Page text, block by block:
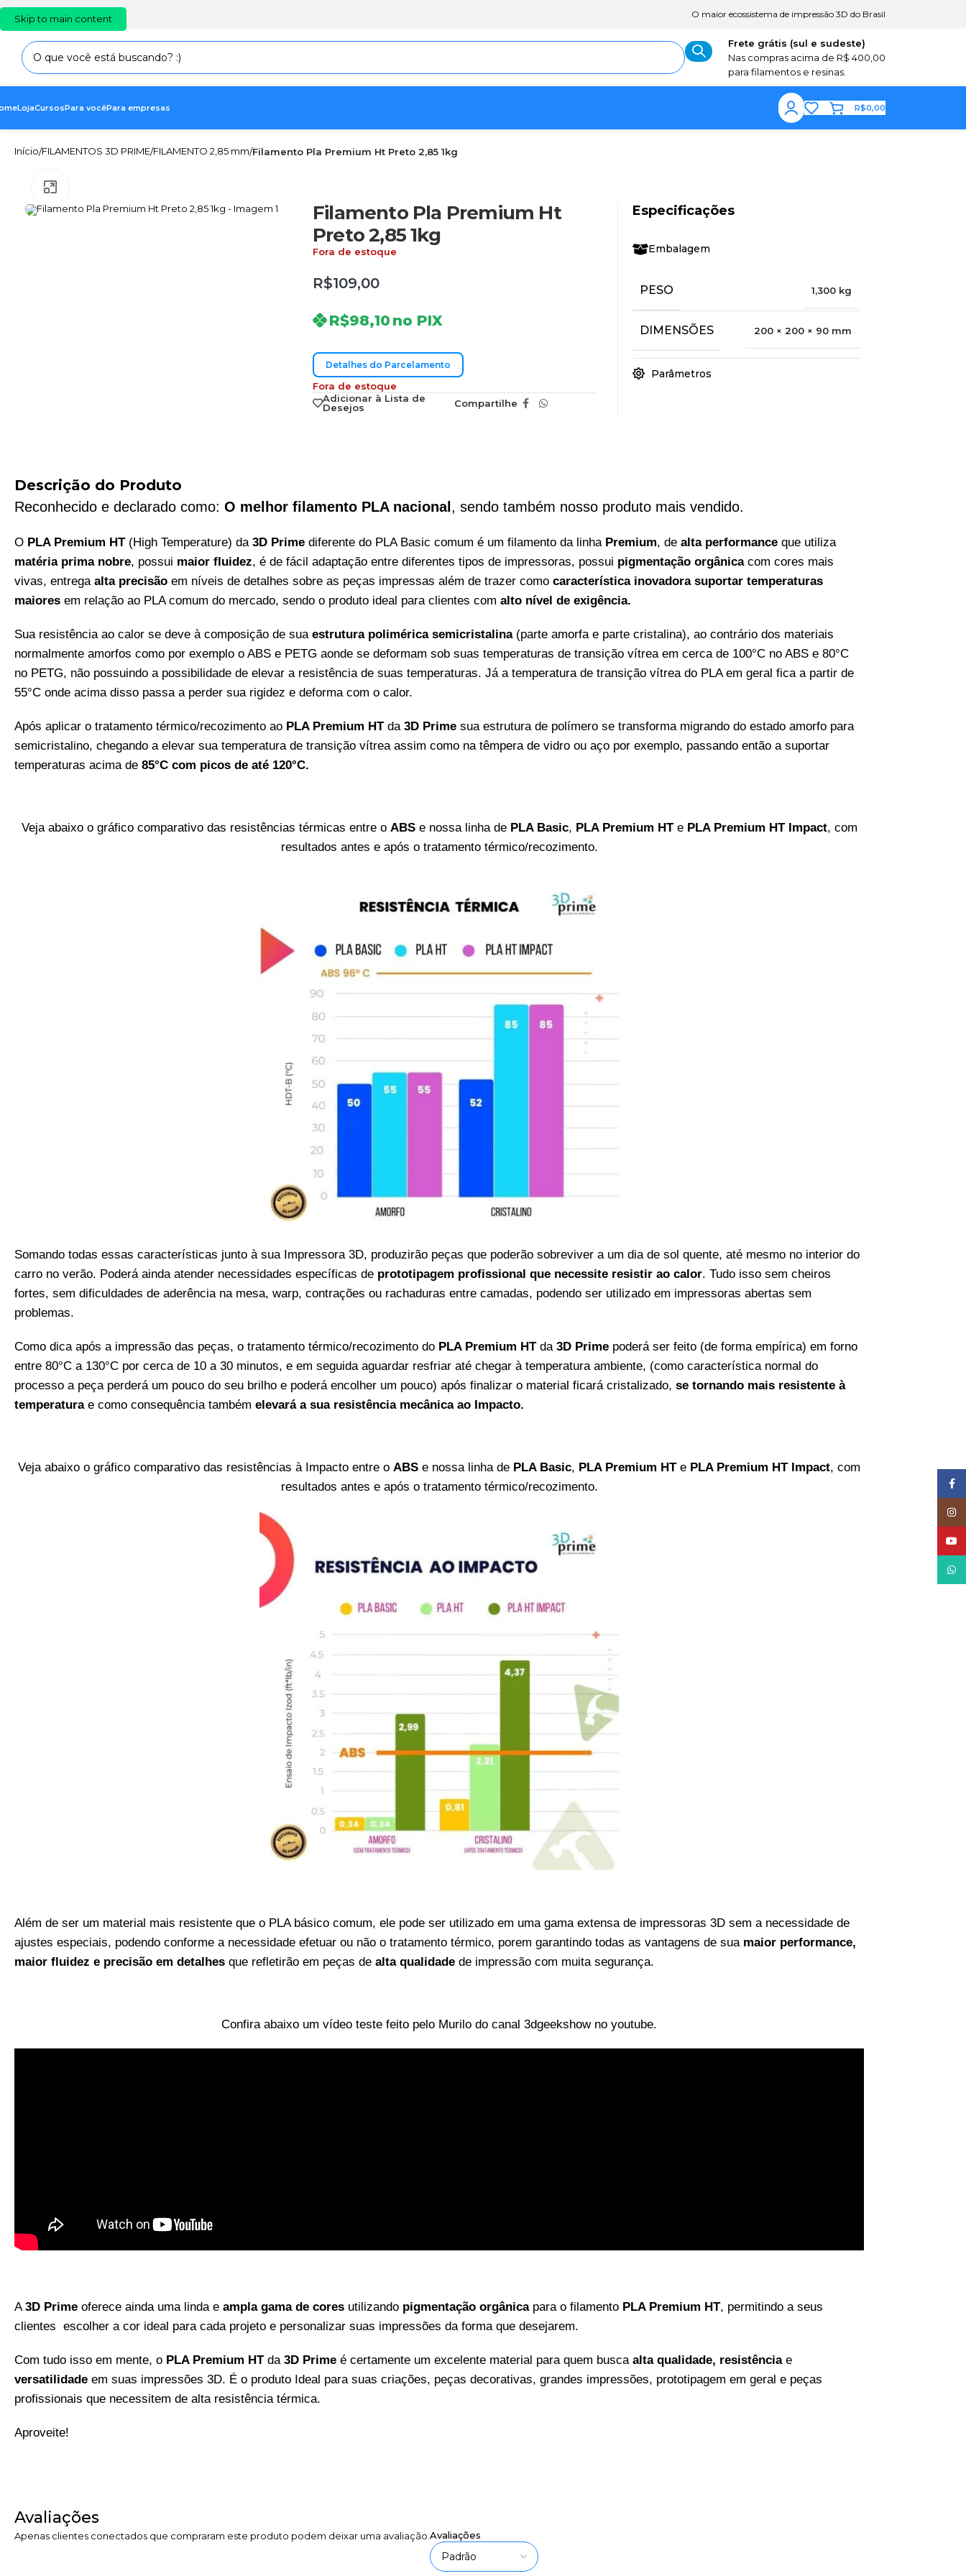
Skip to main content
EN PT ES O maior ecossistema de impressão 3D do Brasil
Frete grátis (sul e sudeste)
Nas compras acima de R$ 400,00
para filamentos e resinas.
LojaCursosPara vocêPara empresas R$0,00
Início/FILAMENTOS 3D PRIME/FILAMENTO 2,85 mm/Filamento Pla Premium Ht Preto 2,85 1kg
Filamento Pla Premium Ht
Preto 2,85 1kg
Fora de estoque
R$109,00
R$98,10 no PIX
Detalhes do Parcelamento
Fora de estoque
Adicionar à Lista de
Desejos
Compartilhe
Especificações
Embalagem
PESO 1,300 kg
DIMENSÕES 200 × 200 × 90 mm
Parâmetros
Descrição do Produto
Reconhecido e declarado como: O melhor filamento PLA nacional, sendo também nosso produto mais vendido.
O PLA Premium HT(High Temperature) da 3D Prime diferente do PLA Basic comum é um filamento da linha Premium, de alta performance que utiliza
matéria prima nobre, possui maior fluidez, é de fácil adaptação entre diferentes tipos de impressoras, possui pigmentação orgânicacom cores mais
vivas, entrega alta precisão em níveis de detalhes sobre as peças impressas além de trazer como característica inovadora suportar temperaturas
maiores em relação ao PLA comum do mercado, sendo o produto ideal para clientes com alto nível de exigência.
Sua resistência ao calor se deve à composição de sua estrutura polimérica semicristalina(parte amorfa e parte cristalina), ao contrário dos materiais
normalmente amorfos como por exemplo o ABS e PETG aonde se deformam sob suas temperaturas de transição vítrea em cerca de 100°C no ABS e 80°C
no PETG, não possuindo a possibilidade de elevar a resistência de suas temperaturas. Já a temperatura de transição vítrea do PLA em geral fica a partir de
55°C onde acima disso passa a perder sua rigidez e deforma com o calor.
Após aplicar o tratamento térmico/recozimento ao PLA Premium HTda 3D Prime sua estrutura de polímero se transforma migrando do estado amorfo para
semicristalino, chegando a elevar sua temperatura de transição vítrea assim como na têmpera de vidro ou aço por exemplo, passando então a suportar
temperaturas acima de 85°C com picos de até 120°C.
Veja abaixo o gráfico comparativo das resistências térmicas entre o ABSe nossa linha de PLA Basic, PLA Premium HTe PLA Premium HT Impact, com
resultados antes e após o tratamento térmico/recozimento.
Somando todas essas características junto à sua Impressora 3D, produzirão peças que poderão sobreviver a um dia de sol quente, até mesmo no interior do
carro no verão. Poderá ainda atender necessidades específicas de prototipagem profissional que necessite resistir ao calor. Tudo isso sem cheiros
fortes, sem dificuldades de aderência na mesa, warp, contrações ou rachaduras entre camadas, podendo ser utilizado em impressoras abertas sem
problemas.
Como dica após a impressão das peças, o tratamento térmico/recozimento do PLA Premium HTda 3D Prime poderá ser feito (de forma empírica) em forno
entre 80°C a 130°C por cerca de 10 a 30 minutos, e em seguida aguardar resfriar até chegar à temperatura ambiente, (como característica normal do
processo a peça perderá um pouco do seu brilho e poderá encolher um pouco) após finalizar o material ficará cristalizado, se tornando mais resistente à
temperaturae como consequência também elevará a sua resistência mecânica ao Impacto.
Veja abaixo o gráfico comparativo das resistências à Impacto entre o ABS e nossa linha de PLA Basic, PLA Premium HTe PLA Premium HT Impact, com
resultados antes e após o tratamento térmico/recozimento.
Além de ser um material mais resistente que o PLA básico comum, ele pode ser utilizado em uma gama extensa de impressoras 3D sem a necessidade de
ajustes especiais, podendo conforme a necessidade efetuar ou não o tratamento térmico, porem garantindo todas as vantagens de sua maior performance,
maior fluidez e precisão em detalhes que refletirão em peças de alta qualidade de impressão com muita segurança.
Confira abaixo um vídeo teste feito pelo Murilo do canal 3dgeekshow no youtube.
A 3D Prime oferece ainda uma linda e ampla gama de cores utilizando pigmentação orgânicapara o filamento PLA Premium HT, permitindo a seus
clientes escolher a cor ideal para cada projeto e personalizar suas impressões da forma que desejarem.
Com tudo isso em mente, o PLA Premium HTda 3D Prime é certamente um excelente material para quem busca alta qualidade, resistênciae
versatilidade em suas impressões 3D. É o produto Ideal para suas criações, peças decorativas, grandes impressões, prototipagem em geral e peças
profissionais que necessitem de alta resistência térmica.
Aproveite!
Avaliações
Avaliações
Apenas clientes conectados que compraram este produto podem deixar uma avaliação.